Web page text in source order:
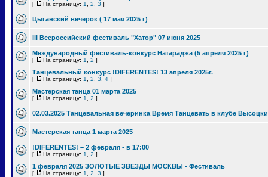
[ На страницу: 1 2 3 ]
Цыганский вечерок ( 17 мая 2025 г)
III Всероссийский фестиваль "Хатор" 07 июня 2025
Международный фестиваль-конкурс Натараджа (5 апреля 2025 г)
[ На страницу: 1 2 ]
Танцевальный конкурс !DIFERENTES! 13 апреля 2025г.
[ На страницу: 1 2 3 4 ]
Мастерская танца 01 марта 2025
[ На страницу: 1 2 ]
02.03.2025 Танцевальная вечеринка Время Танцевать в клубе
Мастерская танца 1 марта 2025
!DIFERENTES! – 2 февраля - в 17:00
[ На страницу: 1 2 ]
1 февраля 2025 ЗОЛОТЫЕ ЗВЁЗДЫ МОСКВЫ - Фестиваль
[ На страницу: 1 2 3 ]